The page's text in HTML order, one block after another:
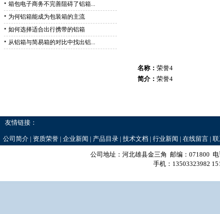
箱包电子商务不完善阻碍了铝箱...
为何铝箱能成为包装箱的主流
如何选择适合出行携带的铝箱
从铝箱与简易箱的对比中找出铝...
名称： 荣誉4
简介： 荣誉4
友情链接：
公司简介 | 资质荣誉 | 企业新闻 | 产品目录 | 技术文档 | 行业新闻 | 在线留言 |
公司地址：河北雄县金三角 邮编：071800
手机：13503323982